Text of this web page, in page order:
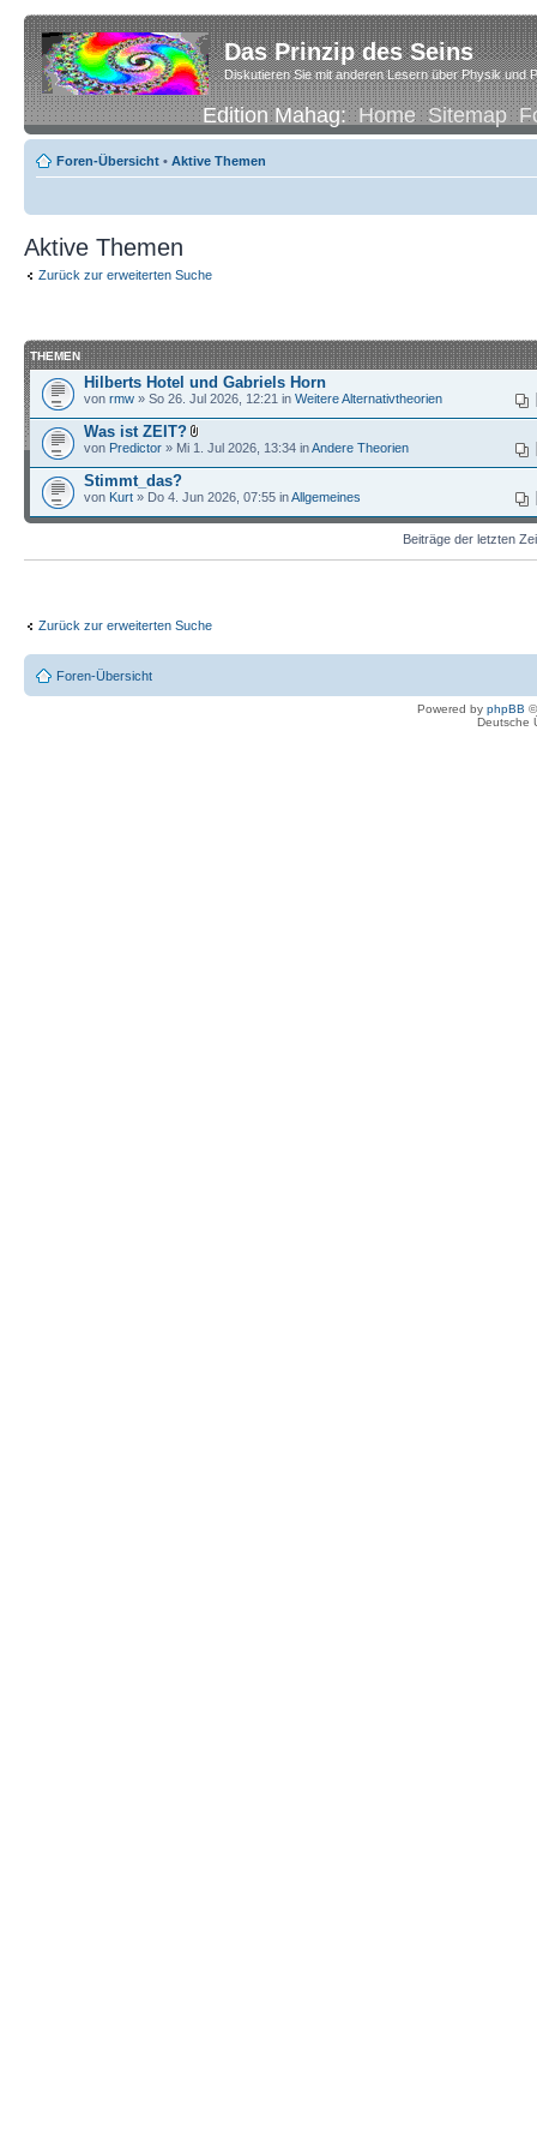
Das Prinzip des Seins
Diskutieren Sie mit anderen Lesern über Physik und
Edition Mahag:Home Sitemap
Foren-Übersicht • Aktive Themen
Aktive Themen
Zurück zur erweiterten Suche
THEMEN
Hilberts Hotel und Gabriels Horn
von rmw » So 26. Jul 2026, 12:21 in Weitere Alternativtheorien
Was ist ZEIT?
von Predictor » Mi 1. Jul 2026, 13:34 inAndere Theorien
Stimmt_das?
von Kurt » Do 4. Jun 2026, 07:55 inAllgemeines
Beiträge der letzten
Zurück zur erweiterten Suche
Foren-Übersicht
Powered by phpBB
Deutsche